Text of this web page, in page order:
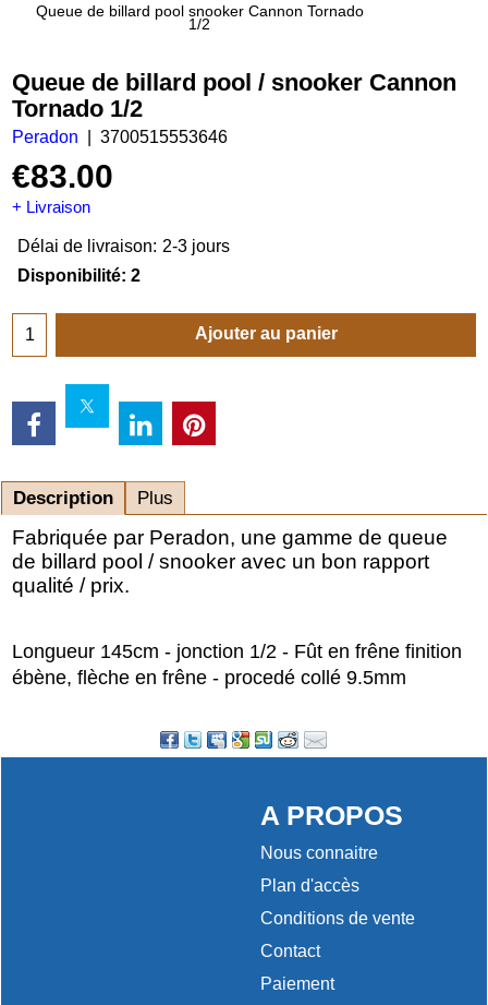
Queue de billard pool snooker Cannon Tornado
1/2
Queue de billard pool / snooker Cannon
Tornado 1/2
Peradon 3700515553646
€83.00
+ Livraison
Délai de livraison: 2-3 jours
Disponibilité: 2
Ajouter au panier
Description Plus
Fabriquée par Peradon, une gamme de queue
de billard pool / snooker avec un bon rapport
qualité / prix.
Longueur 145cm - jonction 1/2 - Fût en frêne finition
ébène, flèche en frêne - procedé collé 9.5mm
A PROPOS
Nous connaitre
Plan d'accès
Conditions de vente
Contact
Paiement